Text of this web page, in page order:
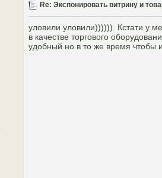
Re: Экспонировать витрину и
уловили уловили)))))). Кстати у
в качестве торгового
удобный но в то же время чтобы